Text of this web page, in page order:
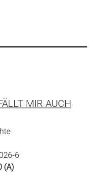
MIR AUCH
6
(A)